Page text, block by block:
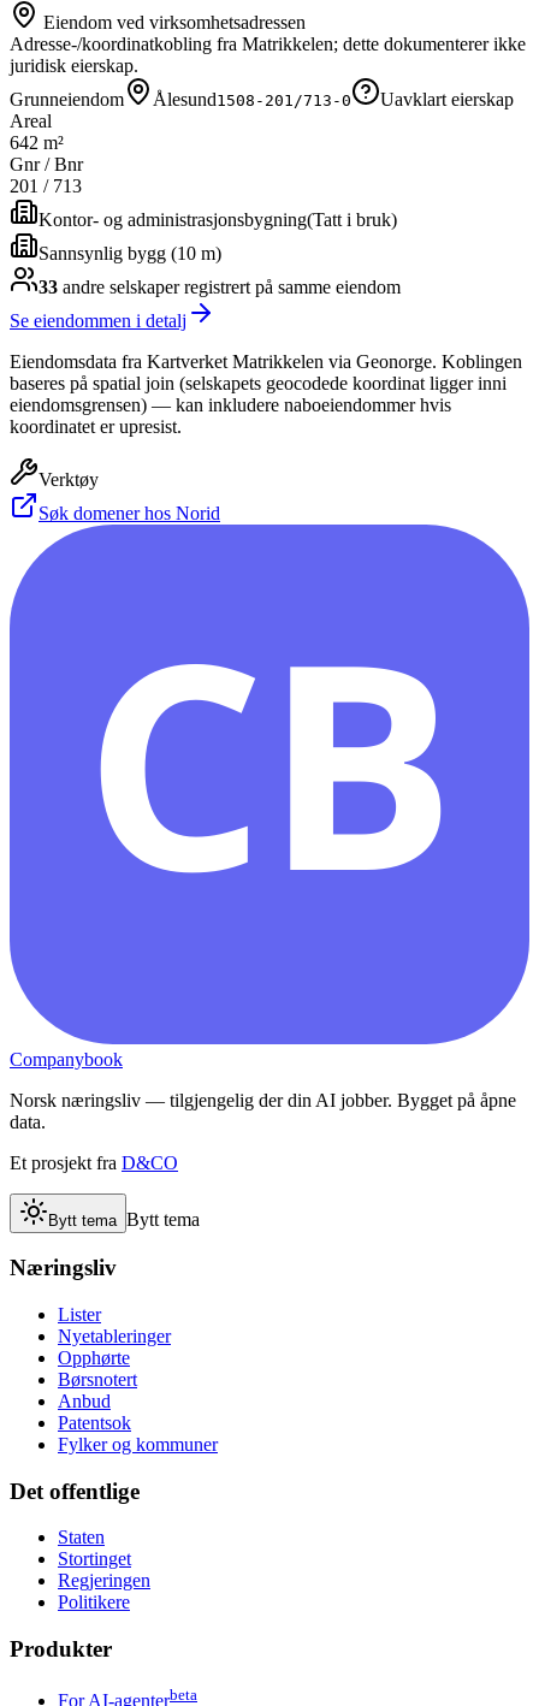
Eiendom ved virksomhetsadressen
Adresse-/koordinatkobling fra Matrikkelen; dette dokumenterer ikke
juridisk eierskap.
Grunneiendom
Ålesund1508-201/713-0
Uavklart eierskap
Areal
642 m²
Gnr / Bnr
201 / 713
Kontor- og administrasjonsbygning(Tatt i bruk)
Sannsynlig bygg (10 m)
33 andre selskaperregistrert på samme eiendom
Se eiendommen i detalj
Eiendomsdata fra Kartverket Matrikkelen via Geonorge. Koblingen
baseres på spatial join (selskapets geocodede koordinat ligger inni
eiendomsgrensen) — kan inkludere naboeiendommer hvis
koordinatet er upresist.
Verktøy
Søk domener hos Norid
CB
Companybook
Norsk næringsliv — tilgjengelig der din AI jobber. Bygget på åpne
data.
Et prosjekt fra D&CO
Bytt tema Bytt tema
Næringsliv
Lister
Nyetableringer
Opphørte
Børsnotert
Anbud
Patentsok
Fylker og kommuner
Det offentlige
Staten
Stortinget
Regjeringen
Politikere
Produkter
For AI-agenterbeta